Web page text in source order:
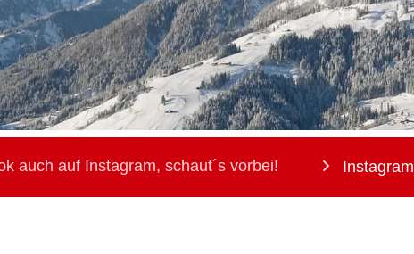
auch auf Instagram, schaut´s vorbei! Instagram